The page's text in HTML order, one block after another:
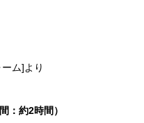
ム]より
：約2時間）